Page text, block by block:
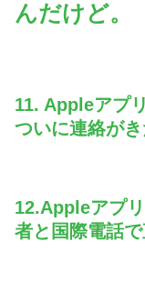
んだけど。
11. Appleアプ
ついに連絡がき
12.Appleアプ
者と国際電話